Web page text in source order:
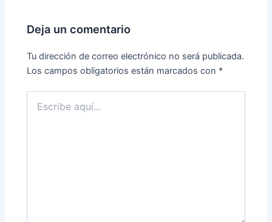
Deja un comentario
Tu dirección de correo electrónico no será publicada.
Los campos obligatorios están marcados con *
aquí...